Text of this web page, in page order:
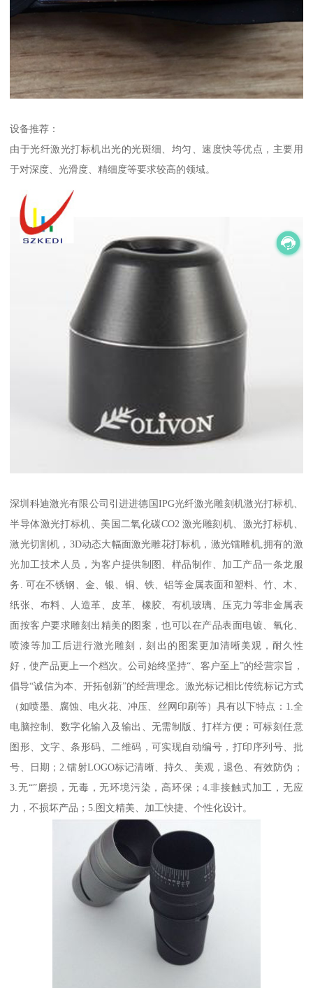
设备推荐：
由于光纤激光打标机出光的光斑细、均匀、速度快等优点，主要用
于对深度、光滑度、精细度等要求较高的领域。
深圳科迪激光有限公司引进进德国IPG光纤激光雕刻机激光打标机、
半导体激光打标机、美国二氧化碳CO2 激光雕刻机、激光打标机、
激光切割机，3D动态大幅面激光雕花打标机，激光镭雕机,拥有的激
光加工技术人员，为客户提供制图、样品制作、加工产品一条龙服
务. 可在不锈钢、金、银、铜、铁、铝等金属表面和塑料、竹、木、
纸张、布料、人造革、皮革、橡胶、有机玻璃、压克力等非金属表
面按客户要求雕刻出精美的图案，也可以在产品表面电镀、氧化、
喷漆等加工后进行激光雕刻，刻出的图案更加清晰美观，耐久性
好，使产品更上一个档次。公司始终坚持“、客户至上”的经营宗旨，
倡导“诚信为本、开拓创新”的经营理念。激光标记相比传统标记方式
（如喷墨、腐蚀、电火花、冲压、丝网印刷等）具有以下特点：1.全
电脑控制、数字化输入及输出、无需制版、打样方便；可标刻任意
图形、文字、条形码、二维码，可实现自动编号，打印序列号、批
号、日期；2.镭射LOGO标记清晰、持久、美观，退色、有效防伪；
3.无“”磨损，无毒，无环境污染，高环保；4.非接触式加工，无应
力，不损坏产品；5.图文精美、加工快捷、个性化设计。